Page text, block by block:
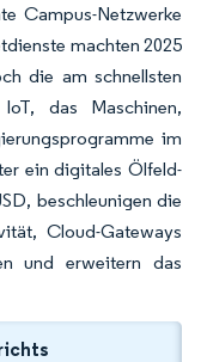
Campus-Netzwerke
machten 2025
die am schnellsten
das Maschinen,
im
ein digitales Ölfeld-
beschleunigen die
Cloud-Gateways
und erweitern das